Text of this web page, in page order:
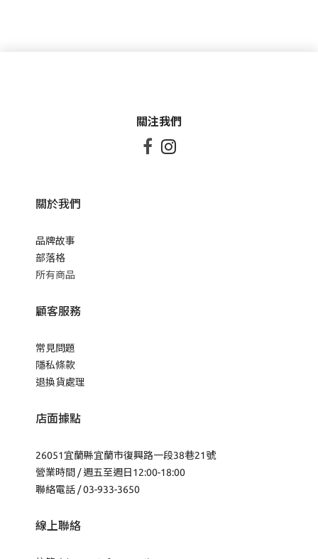
關注我們
 
關於我們
品牌故事
部落格
所有商品
顧客服務
常見問題
隱私條款
退換貨處理
店面據點
26051宜蘭縣宜蘭市復興路一段38巷21號
營業時間 / 週五至週日12:00-18:00
聯絡電話 / 03-933-3650
線上聯絡